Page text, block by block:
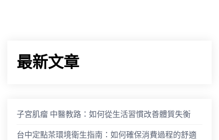
最新文章
子宮肌瘤 中醫教路：如何從生活習慣改善體質失衡
台中定點茶環境衛生指南：如何確保消費過程的舒適